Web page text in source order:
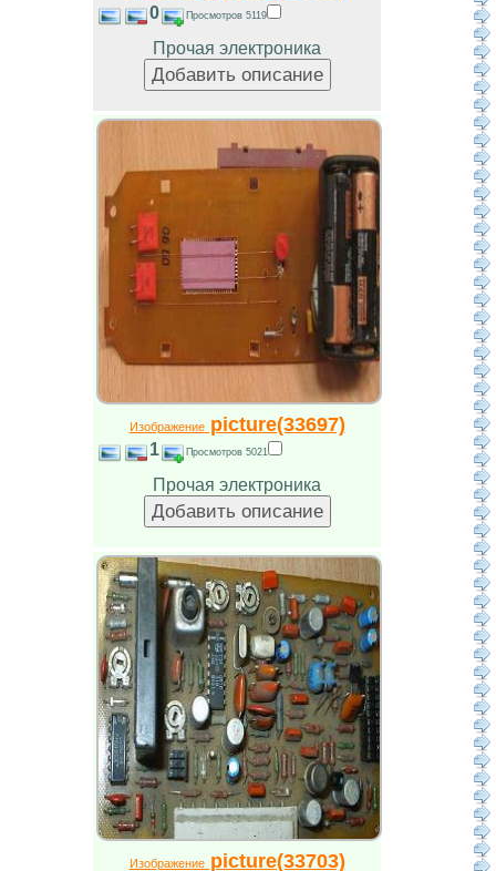
0 Просмотров 5119
Прочая электроника
Изображениеpicture(33697)
1 Просмотров 5021
Прочая электроника
Изображениеpicture(33703)